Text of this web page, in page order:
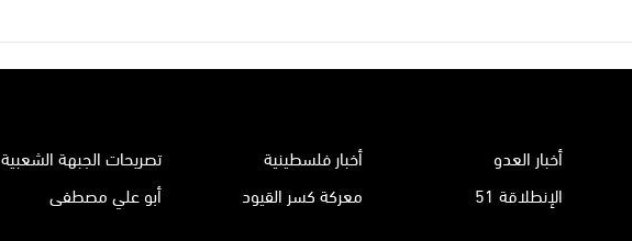
أخبار العدو أخبار فلسطينية
تصريحات الجبهة الشعبية
الإنطلاقة 51 معركة كسر القيود أبو علي مصطفى